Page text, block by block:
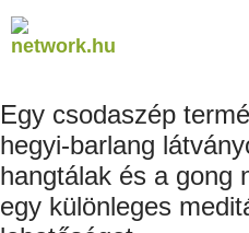
Egy csodaszép
hegyi-barlang
hangtálak és a gong
egy különleges